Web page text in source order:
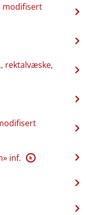
modifisert
rektalvæske,
inf. K